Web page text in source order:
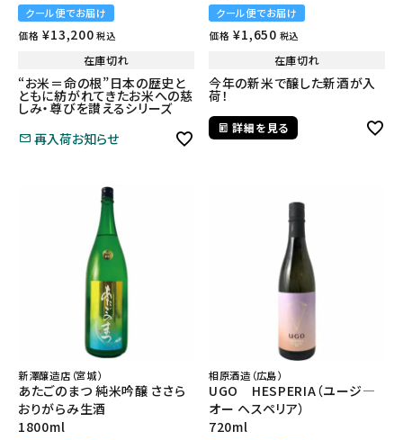
クール便でお届け
価格 ¥13,200 税込
在庫切れ
“お米＝命の根”日本の歴史と
ともに紡がれてきたお米への慈
しみ・尊びを讃えるシリーズ
再入荷お知らせ
クール便でお届け
価格 ¥1,650 税込
在庫切れ
今年の新米で醸した新酒が入
荷！
詳細を見る
新澤醸造店（宮城）
あたごのまつ 純米吟醸 ささら
おりがらみ生酒
1800ml
相原酒造（広島）
UGO HESPERIA（ユージ―
オー ヘスペリア）
720ml